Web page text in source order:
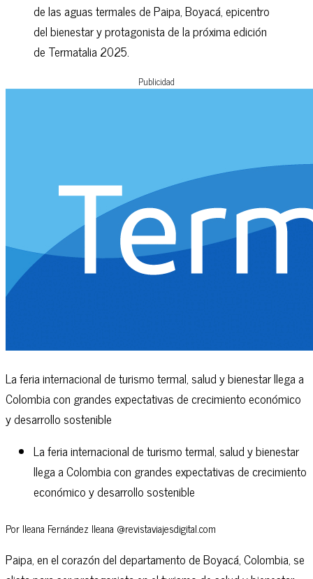
de las aguas termales de Paipa, Boyacá, epicentro
del bienestar y protagonista de la próxima edición
de Termatalia 2025.
Publicidad
La feria internacional de turismo termal, salud y bienestar llega a
Colombia con grandes expectativas de crecimiento económico
y desarrollo sostenible
La feria internacional de turismo termal, salud y bienestar
llega a Colombia con grandes expectativas de crecimiento
económico y desarrollo sostenible
Por Ileana Fernández Ileana @revistaviajesdigital.com
Paipa, en el corazón del departamento de Boyacá, Colombia, se